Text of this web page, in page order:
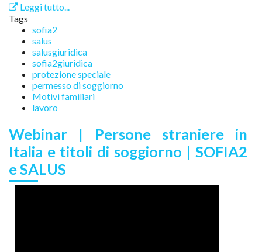
Leggi tutto...
Tags
sofia2
salus
salusgiuridica
sofia2giuridica
protezione speciale
permesso di soggiorno
Motivi familiari
lavoro
Webinar | Persone straniere in
Italia e titoli di soggiorno | SOFIA2
e SALUS